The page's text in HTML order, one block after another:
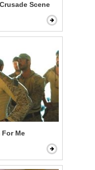
Scene
Me